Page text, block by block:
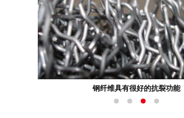
钢纤维具有很好的抗裂功能